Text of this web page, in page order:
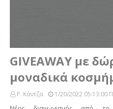
GIVEAWAY με
μοναδικά
Ρ. Κάντζα 1/20/2022 05:13:00